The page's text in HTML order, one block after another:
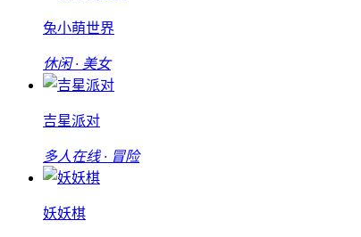
兔小萌世界
休闲 · 美女
吉星派对
多人在线 · 冒险
妖妖棋